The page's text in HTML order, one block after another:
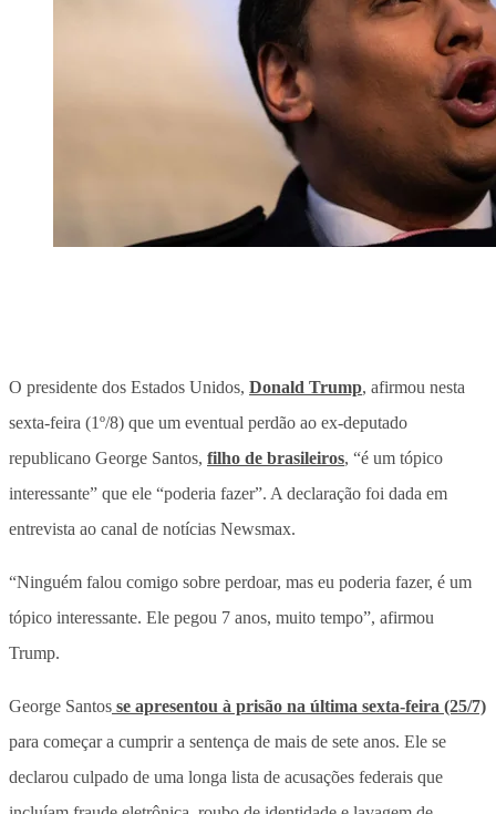
O presidente dos Estados Unidos, Donald Trump, afirmou nesta
sexta-feira (1º/8) que um eventual perdão ao ex-deputado
republicano George Santos, filho de brasileiros, “é um tópico
interessante” que ele “poderia fazer”. A declaração foi dada em
entrevista ao canal de notícias Newsmax.
“Ninguém falou comigo sobre perdoar, mas eu poderia fazer, é um
tópico interessante. Ele pegou 7 anos, muito tempo”, afirmou
Trump.
George Santos se apresentou à prisão na última sexta-feira (25/7)
para começar a cumprir a sentença de mais de sete anos. Ele se
declarou culpado de uma longa lista de acusações federais que